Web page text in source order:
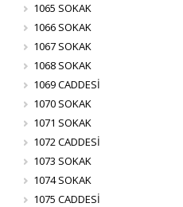
1065 SOKAK
1066 SOKAK
1067 SOKAK
1068 SOKAK
1069 CADDESİ
1070 SOKAK
1071 SOKAK
1072 CADDESİ
1073 SOKAK
1074 SOKAK
1075 CADDESİ